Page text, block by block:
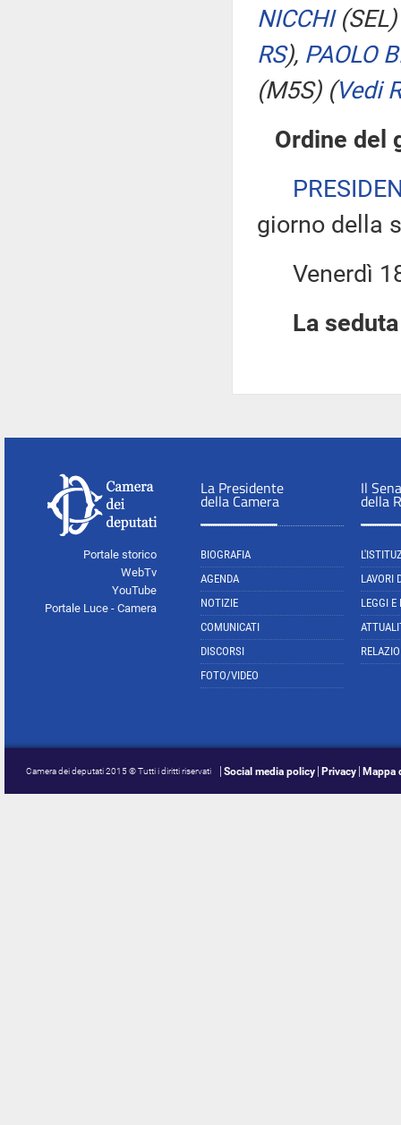
NICCHI
RS), PAOLO
(M5S) (Vedi
Ordine del
giorno della
Venerdì
La
Portale storico
WebTv
YouTube
Portale Luce - Camera
La Presidente
della Camera
BIOGRAFIA
AGENDA
NOTIZIE
COMUNICATI
DISCORSI
FOTO/VIDEO
Il
della
LAVORI
LEGGI E
Camera dei deputati 2015 © Tutti i diritti riservati Social media policy Privacy Mappa